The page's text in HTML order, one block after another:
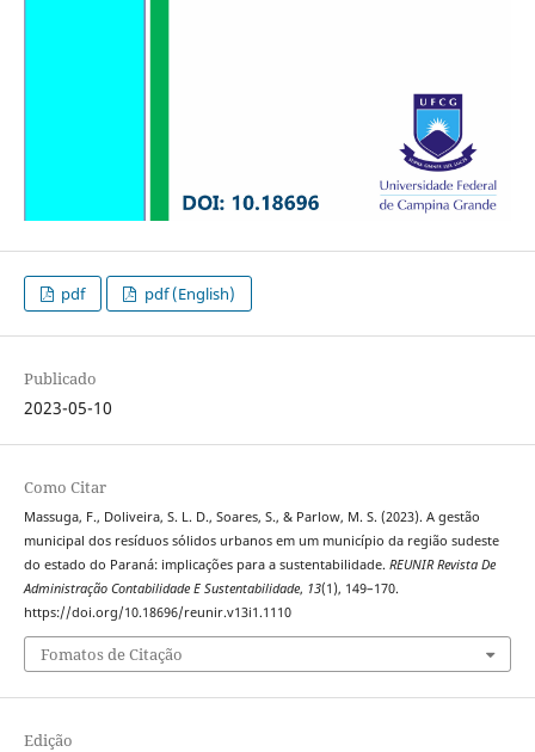
pdf pdf (English)
Publicado
2023-05-10
Como Citar
Massuga, F., Doliveira, S. L. D., Soares, S., & Parlow, M. S. (2023). A gestão
municipal dos resíduos sólidos urbanos em um município da região sudeste
do estado do Paraná: implicações para a sustentabilidade. REUNIR Revista De
Administração Contabilidade E Sustentabilidade, 13(1), 149–170.
https://doi.org/10.18696/reunir.v13i1.1110
Fomatos de Citação
Edição